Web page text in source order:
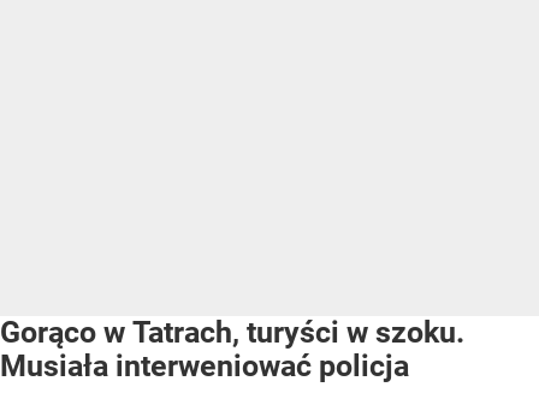
Gorąco w Tatrach, turyści w szoku.
Musiała interweniować policja